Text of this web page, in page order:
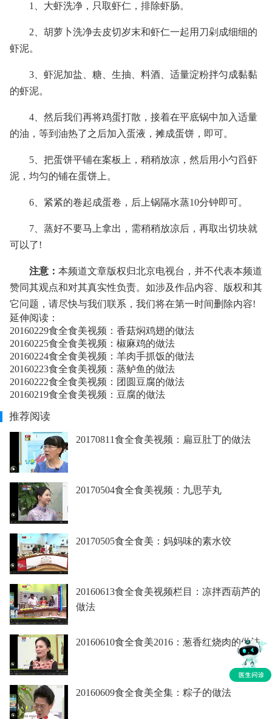
1、大虾洗净，只取虾仁，排除虾肠。
2、胡萝卜洗净去皮切岁末和虾仁一起用刀剁成细细的
虾泥。
3、虾泥加盐、糖、生抽、料酒、适量淀粉拌匀成黏黏
的虾泥。
4、然后我们再将鸡蛋打散，接着在平底锅中加入适量
的油，等到油热了之后加入蛋液，摊成蛋饼，即可。
5、把蛋饼平铺在案板上，稍稍放凉，然后用小勺舀虾
泥，均匀的铺在蛋饼上。
6、紧紧的卷起成蛋卷，后上锅隔水蒸10分钟即可。
7、蒸好不要马上拿出，需稍稍放凉后，再取出切块就
可以了!
注意： 本频道文章版权归北京电视台，并不代表本频道
赞同其观点和对其真实性负责。如涉及作品内容、版权和其
它问题，请尽快与我们联系，我们将在第一时间删除内容!
延伸阅读：
20160229食全食美视频：香菇焖鸡翅的做法
20160225食全食美视频：椒麻鸡的做法
20160224食全食美视频：羊肉手抓饭的做法
20160223食全食美视频：蒸鲈鱼的做法
20160222食全食美视频：团圆豆腐的做法
20160219食全食美视频：豆腐的做法
推荐阅读
20170811食全食美视频：扁豆肚丁的做法
20170504食全食美视频：九思芋丸
20170505食全食美：妈妈味的素水饺
20160613食全食美视频栏目：凉拌西葫芦的
做法
20160610食全食美2016：葱香红烧肉的做法
20160609食全食美全集：粽子的做法